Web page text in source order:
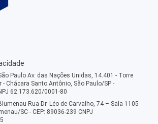
Paulo Av. das Nações Unidas, 14.401 - Torre
- Chácara Santo Antônio, São Paulo/SP -
62.173.620/0001-80
Rua Dr. Léo de Carvalho, 74 – Sala 1105
SC - CEP: 89036-239 CNPJ